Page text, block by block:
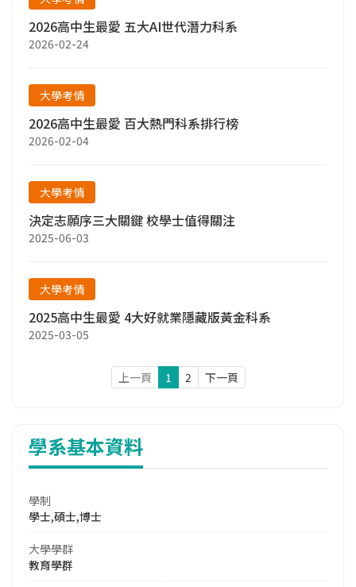
2026高中生最愛 五大AI世代潛力科系
2026-02-24
大學考情
2026高中生最愛 百大熱門科系排行榜
2026-02-04
大學考情
決定志願序三大關鍵 校學士值得關注
2025-06-03
大學考情
2025高中生最愛 4大好就業隱藏版黃金科系
2025-03-05
上一頁 1 2 下一頁
學系基本資料
學制
學士,碩士,博士
大學學群
教育學群